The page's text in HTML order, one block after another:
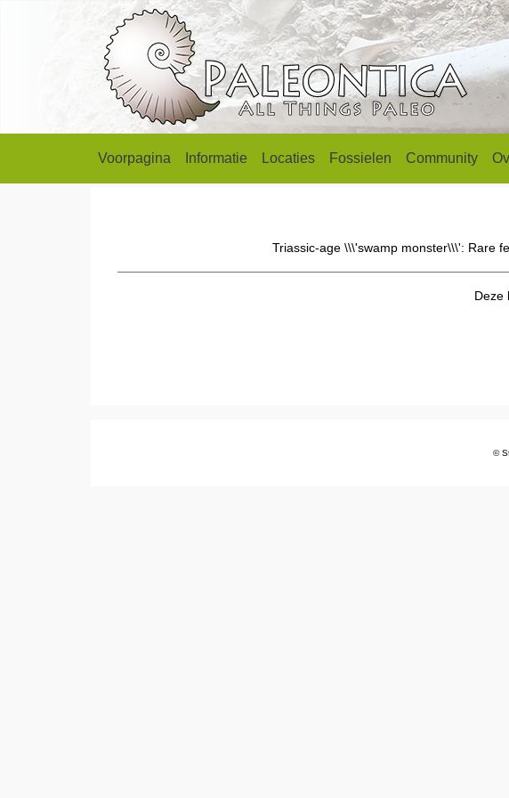
Voorpagina Informatie Locaties Fossielen Community
Triassic-age \\\'swamp monster\\\': Rare
Deze
©